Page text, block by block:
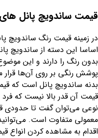
قیمت ساندویچ پانل
در زمینه قیمت رنگ ساندویچ
اساسا این دسته از ساندویچ
بدون رنگ را دارند و این
پوشش رنگی بر روی آن‌ها
بدنه ساندویچ پانل است که
قیمت آن قدر بالا نیست که فرد
نوعی می‌توان گفت تا حدودی
معمولی متفاوت است.
اقدام به مشاهده کردن انواع